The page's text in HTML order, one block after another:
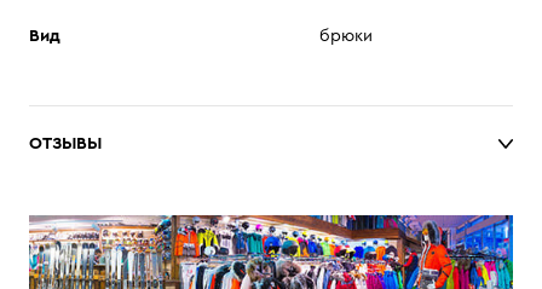
Вид брюки
ОТЗЫВЫ